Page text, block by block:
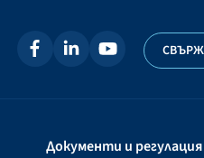
Документи и регулация